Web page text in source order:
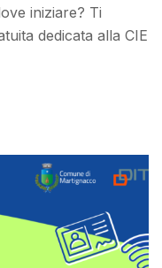
iniziare? Ti
dedicata alla CIE